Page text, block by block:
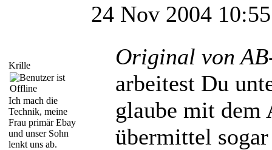
Krille
Ich mach die
Technik, meine
Frau primär Ebay
und unser Sohn
lenkt uns ab.
24 Nov 2004 10:55
Original von
arbeitest Du
glaube mit dem
übermittel